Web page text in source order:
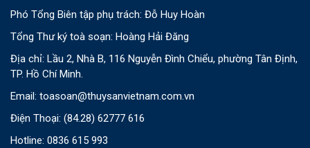
Phó Tổng Biên tập phụ trách: Đỗ Huy Hoàn
Tổng Thư ký toà soạn: Hoàng Hải Đăng
Địa chỉ: Lầu 2, Nhà B, 116 Nguyễn Đình Chiểu, phường Tân Định,
TP. Hồ Chí Minh.
Email: toasoan@thuysanvietnam.com.vn
Điện Thoại: (84.28) 62777 616
Hotline: 0836 615 993